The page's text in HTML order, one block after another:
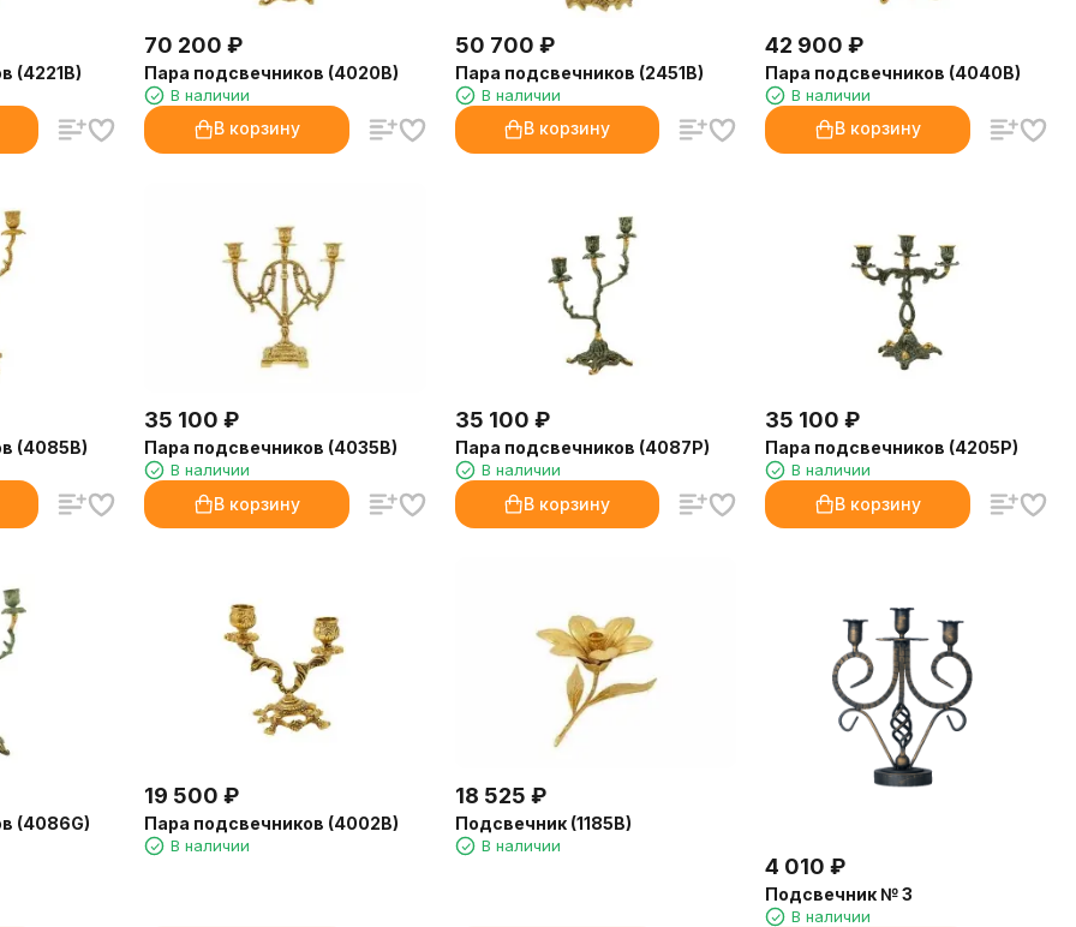
(4221B)
70 200 ₽
Пара подсвечников (4020B)
В наличии
В корзину
50 700 ₽
Пара подсвечников (2451B)
В наличии
В корзину
42 900 ₽
Пара подсвечников (4040B)
В наличии
В корзину
(4085B)
35 100 ₽
Пара подсвечников (4035B)
В наличии
В корзину
35 100 ₽
Пара подсвечников (4087P)
В наличии
В корзину
35 100 ₽
Пара подсвечников (4205P)
В наличии
В корзину
(4086G)
19 500 ₽
Пара подсвечников (4002B)
В наличии
18 525 ₽
Подсвечник (1185B)
В наличии
4 010 ₽
Подсвечник № 3
В наличии